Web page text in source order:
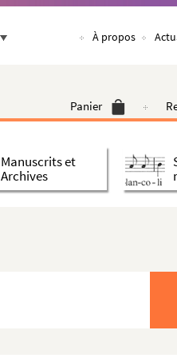
À propos
Panier
Manuscrits et
Archives